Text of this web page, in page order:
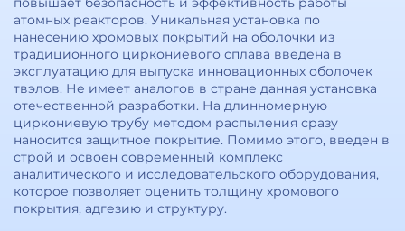
атомных реакторов. Уникальная установка по
нанесению хромовых покрытий на оболочки из
традиционного циркониевого сплава введена в
эксплуатацию для выпуска инновационных оболочек
твэлов. Не имеет аналогов в стране данная установка
отечественной разработки. На длинномерную
циркониевую трубу методом распыления сразу
наносится защитное покрытие. Помимо этого, введен в
строй и освоен современный комплекс
аналитического и исследовательского оборудования,
которое позволяет оценить толщину хромового
покрытия, адгезию и структуру.